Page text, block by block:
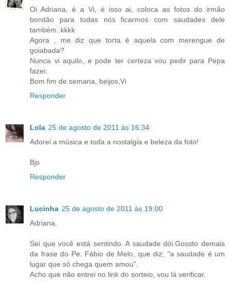
Oi Adriana, é a Vi, é isso ai, coloca as fotos do irmão
bonitão para todas nós ficarmos com saudades dele
também..kkkk
Agora , me diz que torta é aquela com merengue de
goiabada?
Nunca vi aquilo, e pode ter certeza vou pedir para Pepa
fazer.
Bom fim de semana, beijos,Vi
Responder
Lola 25 de agosto de 2011 às 16:34
Adorei a música e toda a nostalgia e beleza da foto!
Bjs
Responder
Lucinha 25 de agosto de 2011 às 19:00
Adriana,
Sei que você está sentindo. A saudade dói.Gossto demais
da frase do Pe. Fábio de Melo, que diz; "a saudade é um
lugar que só chega quem amou".
Acho que não entrei no link do sorteio, vou lá verificar.